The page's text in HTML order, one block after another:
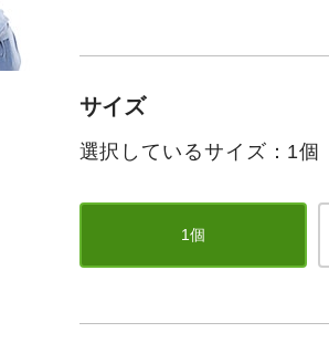
サイズ
選択しているサイズ：1個
1個